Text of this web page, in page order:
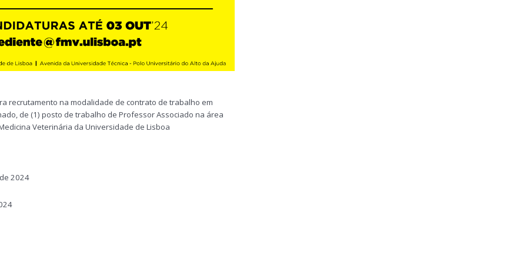
recrutamento na modalidade de contrato de trabalho em
de (1) posto de trabalho de Professor Associado na área
Veterinária da Universidade de Lisboa
2024